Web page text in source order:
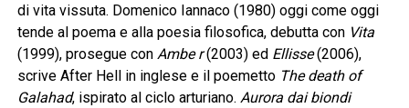
di vita vissuta. Domenico Iannaco (1980) oggi come oggi
tende al poema e alla poesia filosofica, debutta con Vita
(1999), prosegue con Ambe r(2003) ed Ellisse(2006),
scrive After Hell in inglese e il poemetto The death of
Galahad, ispirato al ciclo arturiano. Aurora dai biondi